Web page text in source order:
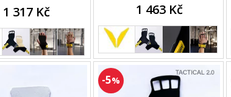
1 317 Kč 1 463 Kč
-5%